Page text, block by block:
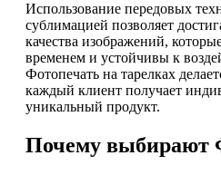
Использование передовых
сублимацией позволяет
качества изображений,
временем и устойчивы к
Фотопечать на тарелках
каждый клиент получает
уникальный продукт.
Почему выбирают